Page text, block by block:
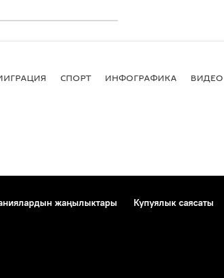
СПОРТ ИНФОГРАФИКА ВИДЕО
жаңылыктары
Купуялык саясаты